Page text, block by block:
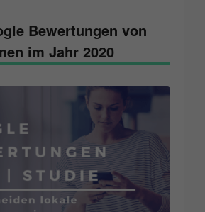
Bewertungen von
im Jahr 2020